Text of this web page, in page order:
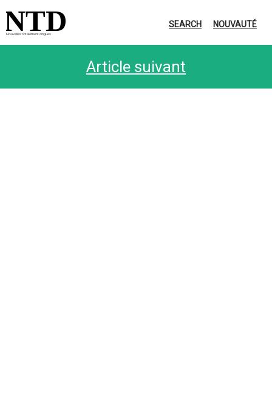
Nouvelles totalement dingues
NTD SEARCH NOUVAUTÉ
Article suivant